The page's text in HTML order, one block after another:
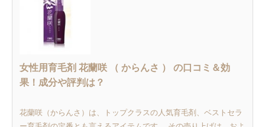
女性用育毛剤 花蘭咲 （ からんさ ） の口コミ＆効
果！成分や評判は？
花蘭咲（からんさ）は、トップクラスの人気育毛剤、ベストセラ